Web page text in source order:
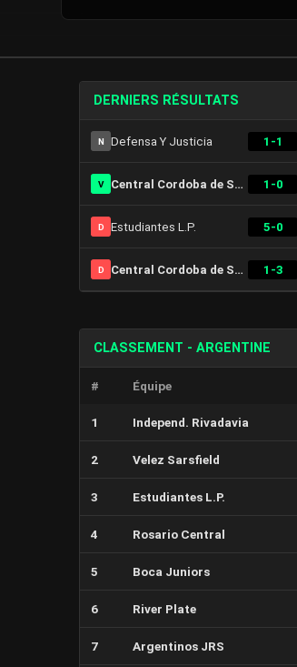
DERNIERS RÉSULTATS
N Defensa Y Justicia 1-1
V Central Cordoba de Santiago 1-0
D Estudiantes L.P. 5-0
D Central Cordoba de Santiago 1-3
CLASSEMENT - ARGENTINE
# Équipe
1 Independ. Rivadavia
2 Velez Sarsfield
3 Estudiantes L.P.
4 Rosario Central
5 Boca Juniors
6 River Plate
7 Argentinos JRS